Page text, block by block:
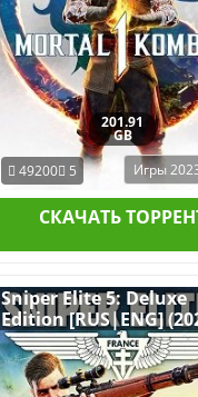
201.91
GB
49200
5 Игры
СКАЧАТЬ
Sniper Elite 5: Deluxe
Edition [RUS|ENG]
PC RePack by R.G.
Механики со всеми
Дополнениями